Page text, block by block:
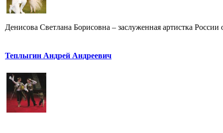
Денисова Светлана Борисовна – заслуженная артистка России
Теплыгин Андрей Андреевич